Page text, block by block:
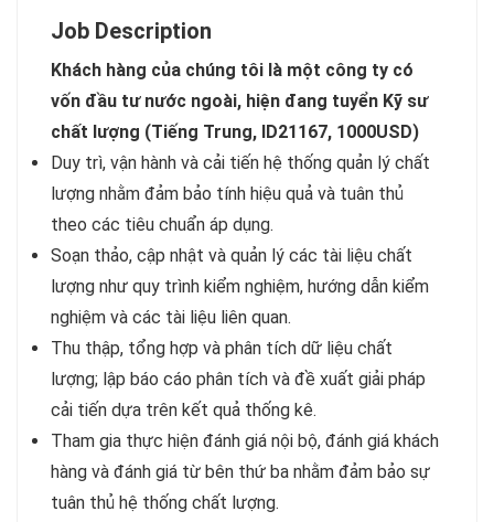
Job Description
Khách hàng của chúng tôi là một công ty có
vốn đầu tư nước ngoài, hiện đang tuyển Kỹ sư
chất lượng (Tiếng Trung, ID21167, 1000USD)
Duy trì, vận hành và cải tiến hệ thống quản lý chất
lượng nhằm đảm bảo tính hiệu quả và tuân thủ
theo các tiêu chuẩn áp dụng.
Soạn thảo, cập nhật và quản lý các tài liệu chất
lượng như quy trình kiểm nghiệm, hướng dẫn kiểm
nghiệm và các tài liệu liên quan.
Thu thập, tổng hợp và phân tích dữ liệu chất
lượng; lập báo cáo phân tích và đề xuất giải pháp
cải tiến dựa trên kết quả thống kê.
Tham gia thực hiện đánh giá nội bộ, đánh giá khách
hàng và đánh giá từ bên thứ ba nhằm đảm bảo sự
tuân thủ hệ thống chất lượng.